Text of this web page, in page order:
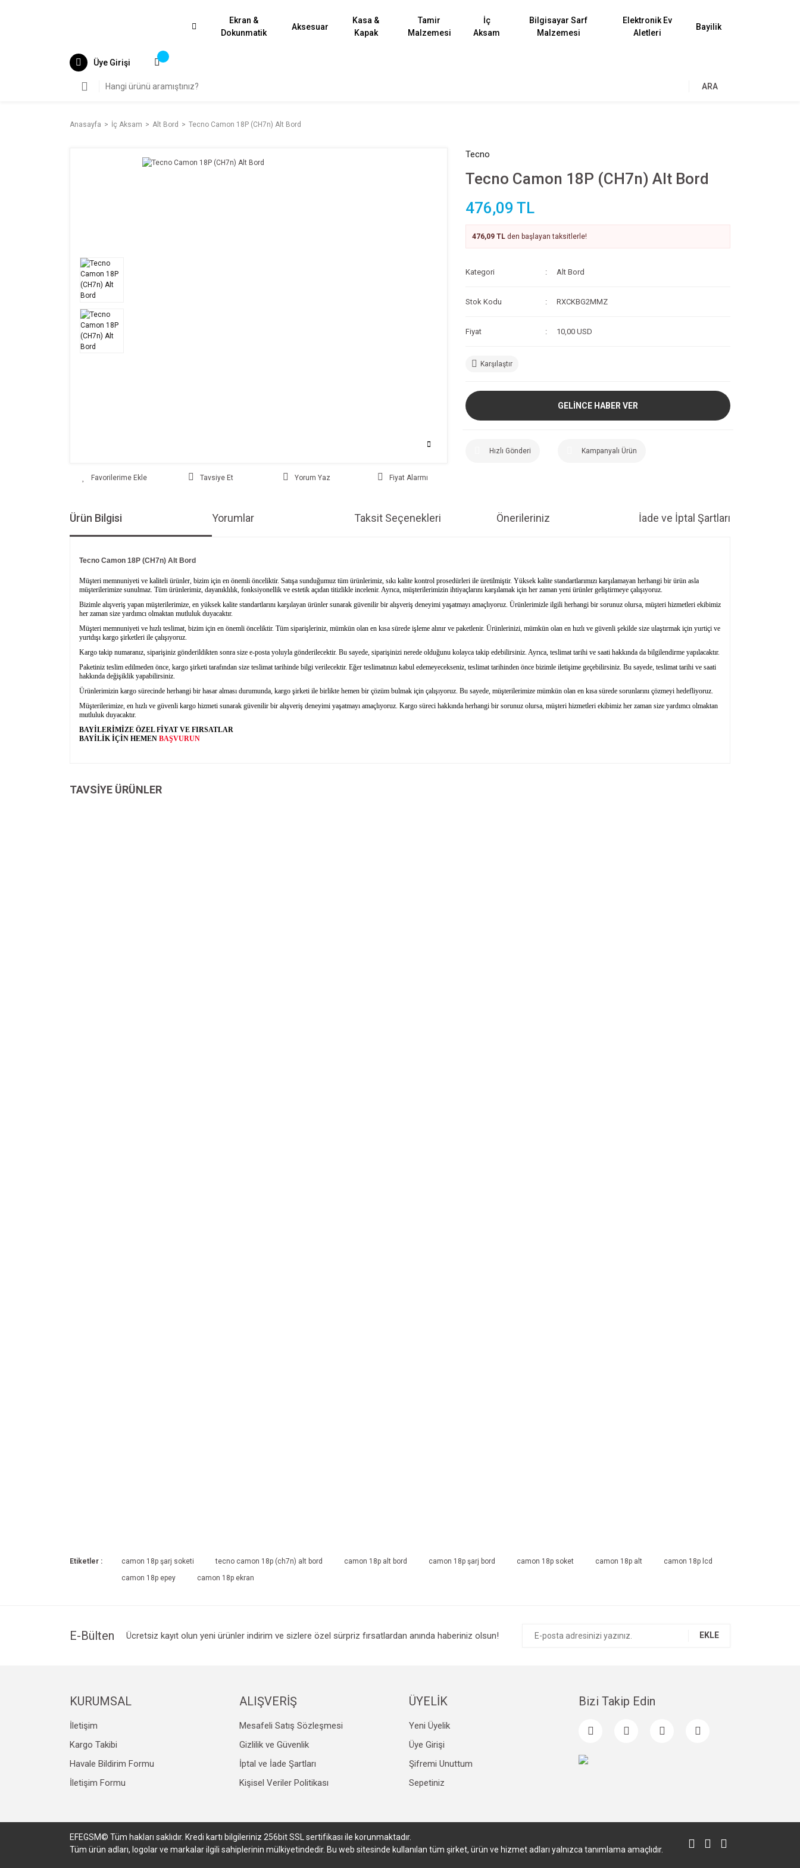
Ekran &
Dokunmatik
Aksesuar
Kasa &
Kapak
Tamir
Malzemesi
İç
Aksam
Bilgisayar Sarf
Malzemesi
Elektronik Ev
Aletleri
Bayilik
Üye Girişi
ARA
Anasayfa İç Aksam Alt Bord Tecno Camon 18P (CH7n) Alt Bord
Tavsiye Et Yorum Yaz Fiyat Alarmı
Tecno
Tecno Camon 18P (CH7n) Alt Bord
476,09 TL
476,09 TL den başlayan taksitlerle!
Kategori Alt Bord
Stok Kodu RXCKBG2MMZ
Fiyat 10,00 USD
Karşılaştır
GELİNCE HABER VER
Hızlı Gönderi Kampanyalı Ürün
Ürün Bilgisi Yorumlar Taksit Seçenekleri Önerileriniz İade ve İptal Şartları
Tecno Camon 18P (CH7n) Alt Bord
Müşteri memnuniyeti ve kaliteli ürünler, bizim için en önemli önceliktir. Satışa sunduğumuz tüm ürünlerimiz, sıkı kalite kontrol prosedürleri ile üretilmiştir. Yüksek kalite standartlarımızı karşılamayan herhangi bir ürün asla
müşterilerimize sunulmaz. Tüm ürünlerimiz, dayanıklılık, fonksiyonellik ve estetik açıdan titizlikle incelenir. Ayrıca, müşterilerimizin ihtiyaçlarını karşılamak için her zaman yeni ürünler geliştirmeye çalışıyoruz.
Bizimle alışveriş yapan müşterilerimize, en yüksek kalite standartlarını karşılayan ürünler sunarak güvenilir bir alışveriş deneyimi yaşatmayı amaçlıyoruz. Ürünlerimizle ilgili herhangi bir sorunuz olursa, müşteri hizmetleri ekibimiz
her zaman size yardımcı olmaktan mutluluk duyacaktır.
Müşteri memnuniyeti ve hızlı teslimat, bizim için en önemli önceliktir. Tüm siparişleriniz, mümkün olan en kısa sürede işleme alınır ve paketlenir. Ürünlerinizi, mümkün olan en hızlı ve güvenli şekilde size ulaştırmak için yurtiçi ve
yurtdışı kargo şirketleri ile çalışıyoruz.
Kargo takip numaranız, siparişiniz gönderildikten sonra size e-posta yoluyla gönderilecektir. Bu sayede, siparişinizi nerede olduğunu kolayca takip edebilirsiniz. Ayrıca, teslimat tarihi ve saati hakkında da bilgilendirme yapılacaktır.
Paketiniz teslim edilmeden önce, kargo şirketi tarafından size teslimat tarihinde bilgi verilecektir. Eğer teslimatınızı kabul edemeyecekseniz, teslimat tarihinden önce bizimle iletişime geçebilirsiniz. Bu sayede, teslimat tarihi ve saati
hakkında değişiklik yapabilirsiniz.
Ürünlerimizin kargo sürecinde herhangi bir hasar alması durumunda, kargo şirketi ile birlikte hemen bir çözüm bulmak için çalışıyoruz. Bu sayede, müşterilerimize mümkün olan en kısa sürede sorunlarını çözmeyi hedefliyoruz.
Müşterilerimize, en hızlı ve güvenli kargo hizmeti sunarak güvenilir bir alışveriş deneyimi yaşatmayı amaçlıyoruz. Kargo süreci hakkında herhangi bir sorunuz olursa, müşteri hizmetleri ekibimiz her zaman size yardımcı olmaktan
mutluluk duyacaktır.
BAYİLERİMİZE ÖZEL FİYAT VE FIRSATLAR
BAYİLİK İÇİN HEMEN BAŞVURUN
Ürün resmi kalitesiz, bozuk veya görüntülenemiyor.
TAVSİYE ÜRÜNLER
Etiketler : camon 18p şarj soketi tecno camon 18p (ch7n) alt bord camon 18p alt bord camon 18p şarj bord camon 18p soket camon 18p alt
camon 18p lcd
camon 18p epey
camon 18p ekran
E-Bülten Ücretsiz kayıt olun yeni ürünler indirim ve sizlere özel sürpriz fırsatlardan anında haberiniz olsun! EKLE
KURUMSAL
İletişim
Kargo Takibi
Havale Bildirim Formu
İletişim Formu
ALIŞVERİŞ
Mesafeli Satış Sözleşmesi
Gizlilik ve Güvenlik
İptal ve İade Şartları
Kişisel Veriler Politikası
ÜYELİK
Yeni Üyelik
Üye Girişi
Şifremi Unuttum
Sepetiniz
Bizi Takip Edin
EFEGSM© Tüm hakları saklıdır. Kredi kartı bilgileriniz 256bit SSL sertifikası ile korunmaktadır.
Tüm ürün adları, logolar ve markalar ilgili sahiplerinin mülkiyetindedir. Bu web sitesinde kullanılan tüm şirket, ürün ve hizmet adları yalnızca tanımlama amaçlıdır.